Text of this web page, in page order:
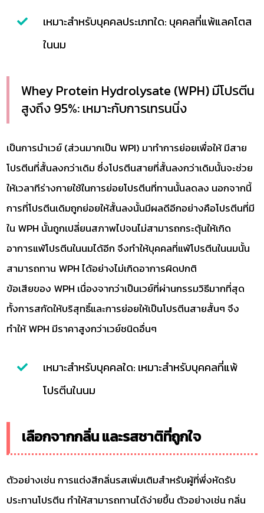
เหมาะสำหรับบุคคลประเภทใด: บุคคลที่แพ้แลคโตส
ในนม
Whey Protein Hydrolysate (WPH) มีโปรตีน
สูงถึง 95%: เหมาะกับการเทรนนิ่ง
เป็นการนำเวย์ (ส่วนมากเป็น WPI) มาทำการย่อยเพื่อให้ มีสาย
โปรตีนที่สั้นลงกว่าเดิม ซึ่งโปรตีนสายที่สั้นลงกว่าเดิมนั้นจะช่วย
ให้เวลาทีร่างกายใช้ในการย่อยโปรตีนที่ทานนั้นลดลง นอกจากนี้
การที่โปรตีนเดิมถูกย่อยให้สั้นลงนั้นมีผลดีอีกอย่างคือโปรตีนที่มี
ใน WPH นั้นถูกเปลี่ยนสภาพไปจนไม่สามารถกระตุ้นให้เกิด
อาการแพ้โปรตีนในนมได้อีก จึงทำให้บุคคลที่แพ้โปรตีนในนมนั้น
สามารถทาน WPH ได้อย่างไม่เกิดอาการผิดปกติ
ข้อเสียของ WPH เนื่องจากว่าเป็นเวย์ที่ผ่านกรรมวิธีมากที่สุด
ทั้งการสกัดให้บริสุทธิ์และการย่อยให้เป็นโปรตีนสายสั้นๆ จึง
ทำให้ WPH มีราคาสูงกว่าเวย์ชนิดอื่นๆ
เหมาะสำหรับบุคคลใด: เหมาะสำหรับบุคคลที่แพ้
โปรตีนในนม
เลือกจากกลิ่น และรสชาติที่ถูกใจ
ตัวอย่างเช่น การแต่งสีกลิ่นรสเพิ่มเติมสำหรับผู้ที่พึ่งหัดรับ
ประทานโปรตีน ทำให้สามารถทานได้ง่ายขึ้น ตัวอย่างเช่น กลิ่น